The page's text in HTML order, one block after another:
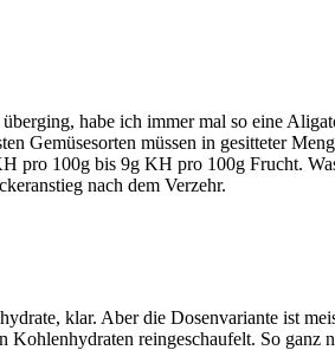
habe ich immer mal so eine
Gemüsesorten müssen in gesitteter
100g bis 9g KH pro 100g Frucht.
nach dem Verzehr.
klar. Aber die Dosenvariante ist
reingeschaufelt. So